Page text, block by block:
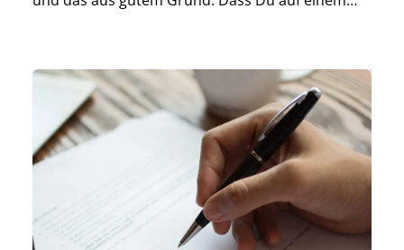
einen entscheidenden Einfluss […]